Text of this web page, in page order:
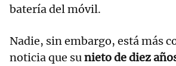
batería del móvil.
Nadie, sin embargo, está más
noticia que sunieto de diez